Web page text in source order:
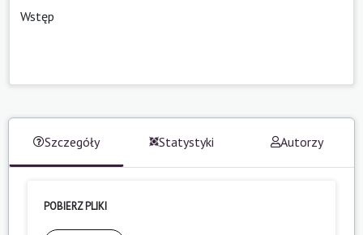
Wstęp
Szczegóły Statystyki Autorzy
POBIERZ PLIKI